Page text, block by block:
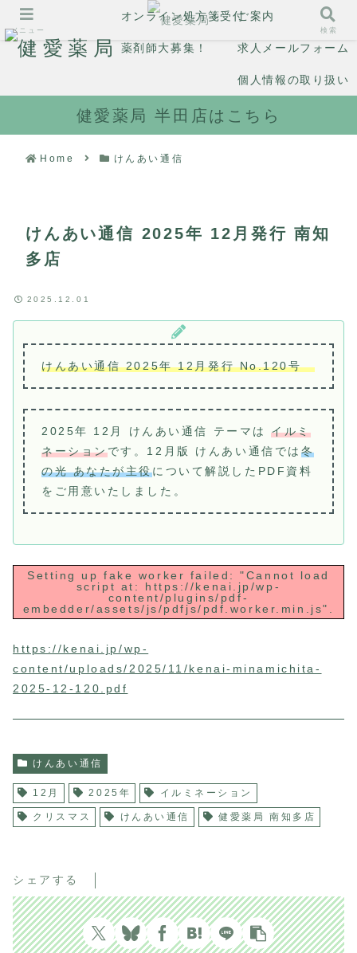
オンライン処方箋受付ご案内
薬剤師大募集！ 求人メールフォーム
個人情報の取り扱い
健愛薬局 半田店はこちら
Home けんあい通信
けんあい通信 2025年 12月発行 南知
多店
2025.12.01
けんあい通信 2025年 12月発行 No.120号
2025年 12月 けんあい通信 テーマはイルミ
ネーションです。12月版 けんあい通信では 冬
の光 あなたが主役について解説したPDF資料
をご用意いたしました。
Setting up fake worker failed: "Cannot load
script at: https://kenai.jp/wp-
content/plugins/pdf-
embedder/assets/js/pdfjs/pdf.worker.min.js".
https://kenai.jp/wp-
content/uploads/2025/11/kenai-minamichita-
2025-12-120.pdf
けんあい通信
12月 2025年 イルミネーション
クリスマス けんあい通信 健愛薬局 南知多店
シェアする
メニュー 検索